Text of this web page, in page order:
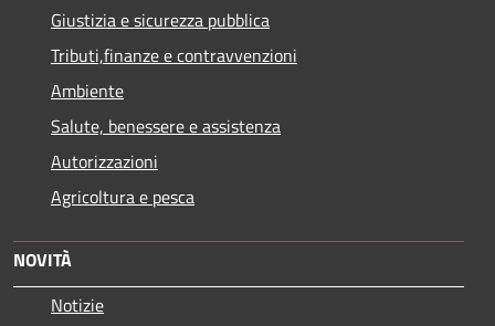
Giustizia e sicurezza pubblica
Tributi,finanze e contravvenzioni
Ambiente
Salute, benessere e assistenza
Autorizzazioni
Agricoltura e pesca
NOVITÀ
Notizie